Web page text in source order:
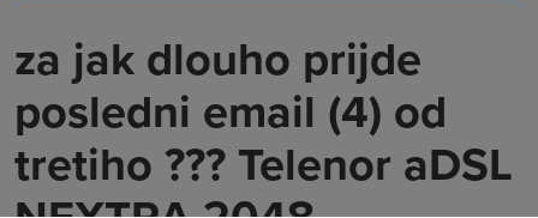
za jak dlouho prijde
posledni email (4) od
tretiho ??? Telenor aDSL